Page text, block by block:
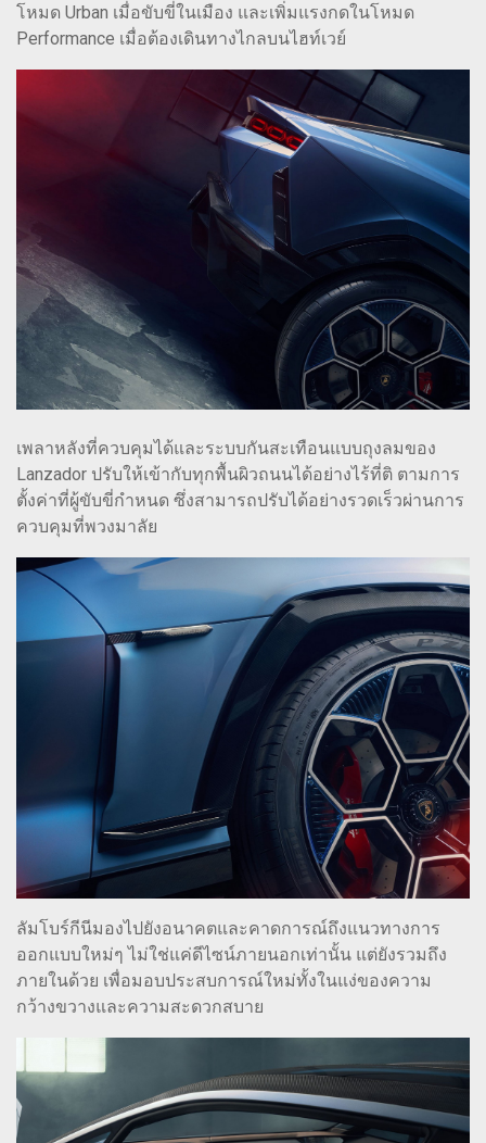
โหมด Urban เมื่อขับขี่ในเมือง และเพิ่มแรงกดในโหมด
Performance เมื่อต้องเดินทางไกลบนไฮท์เวย์
เพลาหลังที่ควบคุมได้และระบบกันสะเทือนแบบถุงลมของ
Lanzador ปรับให้เข้ากับทุกพื้นผิวถนนได้อย่างไร้ที่ติ ตามการ
ตั้งค่าที่ผู้ขับขี่กำหนด ซึ่งสามารถปรับได้อย่างรวดเร็วผ่านการ
ควบคุมที่พวงมาลัย
ลัมโบร์กีนีมองไปยังอนาคตและคาดการณ์ถึงแนวทางการ
ออกแบบใหม่ๆ ไม่ใช่แค่ดีไซน์ภายนอกเท่านั้น แต่ยังรวมถึง
ภายในด้วย เพื่อมอบประสบการณ์ใหม่ทั้งในแง่ของความ
กว้างขวางและความสะดวกสบาย